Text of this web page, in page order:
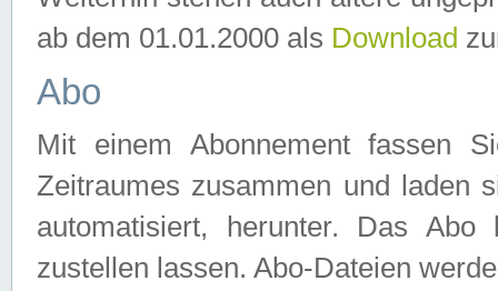
ab dem 01.01.2000 als Download
Abo
Mit einem Abonnement fassen
Zeitraumes zusammen und laden
automatisiert, herunter. Das
zustellen lassen. Abo-Dateien